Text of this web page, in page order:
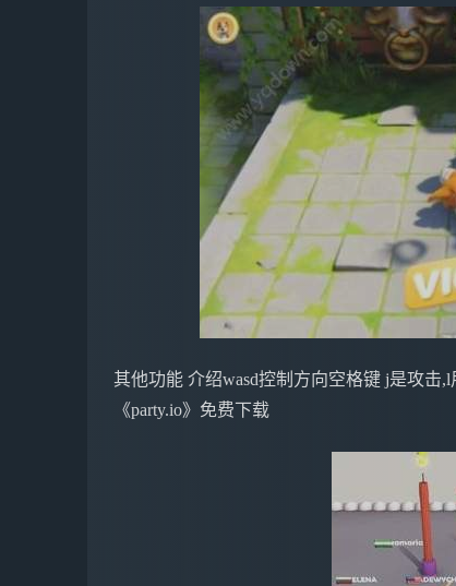
其他功能 介绍wasd控制方向空格键 j是攻击
《party.io》免费下载